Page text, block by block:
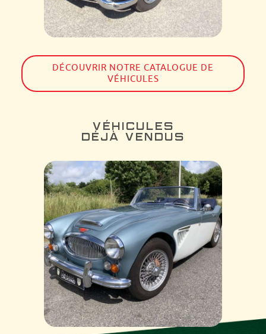
DÉCOUVRIR NOTRE CATALOGUE DE
VÉHICULES
VÉHICULES
DÉJÀ VENDUS